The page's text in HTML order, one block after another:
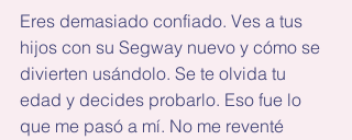
Eres demasiado confiado. Ves a tus
hijos con su Segway nuevo y cómo se
divierten usándolo. Se te olvida tu
edad y decides probarlo. Eso fue lo
que me pasó a mí. No me reventé